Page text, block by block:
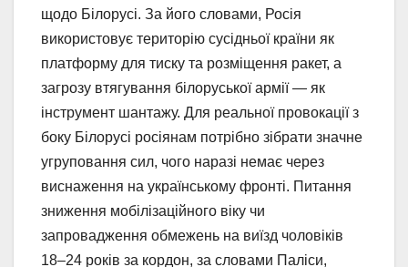
щодо Білорусі. За його словами, Росія
використовує територію сусідньої країни як
платформу для тиску та розміщення ракет, а
загрозу втягування білоруської армії — як
інструмент шантажу. Для реальної провокації з
боку Білорусі росіянам потрібно зібрати значне
угруповання сил, чого наразі немає через
виснаження на українському фронті. Питання
зниження мобілізаційного віку чи
запровадження обмежень на виїзд чоловіків
18–24 років за кордон, за словами Паліси,